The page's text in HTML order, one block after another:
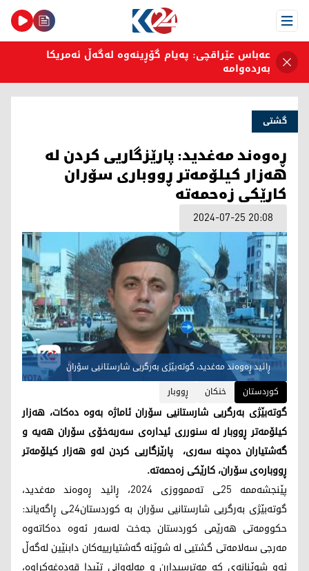
Open Menu
عەباس عێراقچی: پەیام گۆڕینەوە لەگەڵ ئەمریکا
بەردەوامە
گشتی
ڕەوەند مەغدید: پارێزگاریی کردن لە
هەزار کیلۆمەتر ڕووباری سۆران
کارێکی زەحمەتە
2024-07-25 20:08
ڕائید ڕەوەند مەغدید، گوتەبێژی بەرگریی شارستانیی سۆران
کوردستان
خنکان ڕووبار
گوتەبێژی بەرگریی شارستانیی سۆران ئاماژە بەوە دەکات، هەزار
کیلۆمەتر ڕووبار لە سنورری ئیدارەی سەربەخۆی سۆران هەیە و
گەشتیاران دەچنە سەری، پارێزگاریی کردن لەو هەزار کیلۆمەتر
ڕووبارەی سۆران، کارێکی زەحمەتە.
پێنجشەممە 25ـی تەممووزی 2024، ڕائید ڕەوەند مەغدید،
گوتەبێژی بەرگریی شارستانیی سۆران بە کوردستان24ـی ڕاگەیاند:
حکوومەتی هەرێمی کوردستان جەخت لەسەر ئەوە دەکاتەوە
مەرجی سەلامەتی گشتیی لە شوێنە گەشتیارییەکان دابنێین لەگەڵ